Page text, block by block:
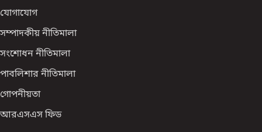
যোগাযোগ
সম্পাদকীয় নীতিমালা
সংশোধন নীতিমালা
পাবলিশার নীতিমালা
গোপনীয়তা
আরএসএস ফিড